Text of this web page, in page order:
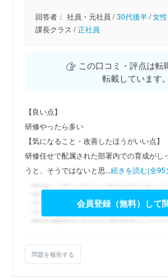
回答者： 社員・元社員 / 30代後半/女性
課長クラス / 正社員
この口コミ・評点は転
転載しています。
【良い点】
研修やったら多い
【気になること・改善したほうがいい点】
研修任せで配属された部署内での育成がし
うと、そうではないと思...続きを読む(全95
会員登録（無料）して
問題を報告する